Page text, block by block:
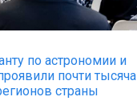
по астрономии и
почти тысяча
страны